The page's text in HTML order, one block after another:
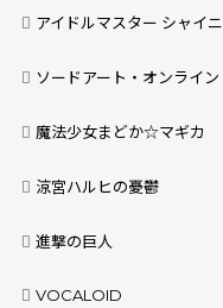
アイドルマスター シャイニーカラーズ
ソードアート・オンライン
魔法少女まどか☆マギカ
涼宮ハルヒの憂鬱
進撃の巨人
VOCALOID